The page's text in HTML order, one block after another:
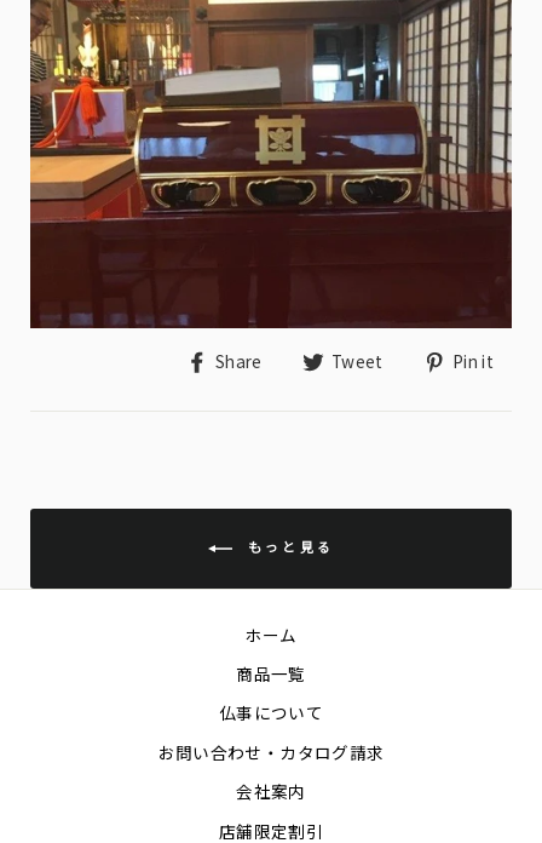
Share
Share
Facebook
Tweet
Tweet
Twitter
Pin it
もっと見る
ホーム
商品一覧
仏事について
お問い合わせ・カタログ請求
会社案内
店舗限定割引